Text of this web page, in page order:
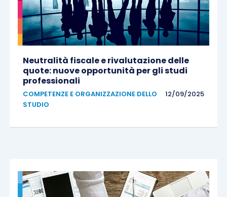
Neutralità fiscale e rivalutazione delle
quote: nuove opportunità per gli studi
professionali
COMPETENZE E ORGANIZZAZIONE DELLO
STUDIO
12/09/2025